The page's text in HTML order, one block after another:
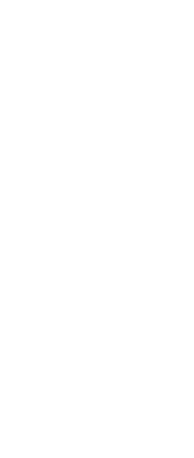
stil de locuit unic și adăugați o notă
alte defecte inestetice. Datorită
plăcile noastre se aplică foarte ușor
stil de locuit unic și adăugați o notă
alte defecte inestetice. Datorită
plăcile noastre se aplică foarte ușor
de caracter și creând o atmosferă
doar câteva elemente care să se
un stil simplu, cu elemente decorative
un plus estetic. Ele contribuie la
și le conferă rezistență la
spectacole de teatru etc.), dar și pentru a
Acesta este adesea atașat unui
o etajeră sau un balcon. Cu toate
și în decoruri moderne. Detaliile lor
ornamentale sunt ideale pentru a
în diverse stiluri de amenajare, de la
pentru a crea un impact vizual
și impact.
în interiorul casei lor. Acest tip de
pot fi utilizate pe pereți, accentuând